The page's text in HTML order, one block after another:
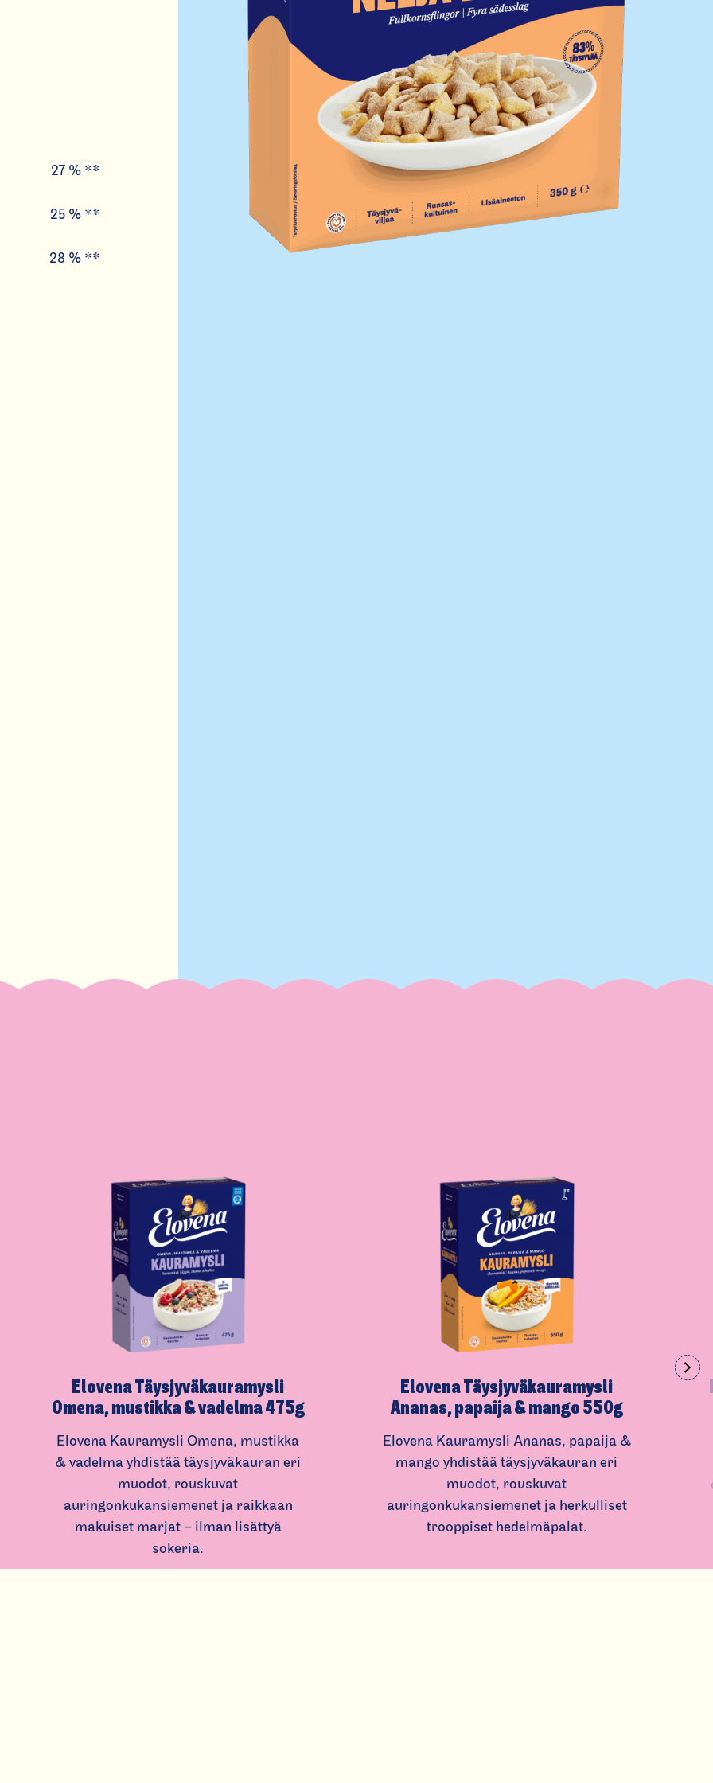
27
25
28
Elovena Täysjyväkau­ramysli
Omena, mustikka & vadelma 475g
Elovena Kauramysli Omena, mustikka
& vadelma yhdistää täysjyväkauran eri
muodot, rouskuvat
auringonkukansiemenet ja raikkaan
makuiset marjat – ilman lisättyä
sokeria.
Elovena Täysjyväkau­ramysli
Ananas, papaija & mango 550g
Elovena Kauramysli Ananas, papaija &
mango yhdistää täysjyväkauran eri
muodot, rouskuvat
auringonkukansiemenet ja herkulliset
trooppiset hedelmäpalat.